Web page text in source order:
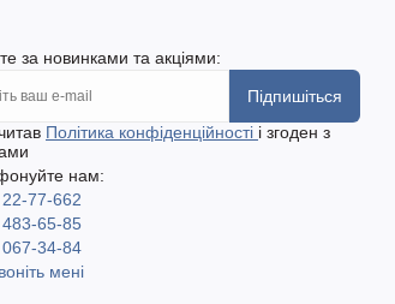
за новинками та акціями:
Підпишіться
Політика конфіденційності і згоден з
нам:
77-662
65-85
34-84
мені